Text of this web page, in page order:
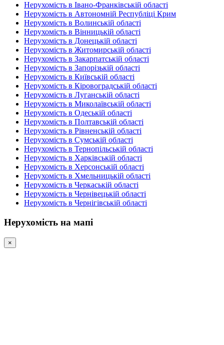
Нерухомість в Івано-Франківській області
Нерухомість в Автономній Республіці Крим
Нерухомість в Волинській області
Нерухомість в Вінницькій області
Нерухомість в Донецькій області
Нерухомість в Житомирській області
Нерухомість в Закарпатській області
Нерухомість в Запорізькій області
Нерухомість в Київській області
Нерухомість в Кіровоградській області
Нерухомість в Луганській області
Нерухомість в Миколаївській області
Нерухомість в Одеській області
Нерухомість в Полтавській області
Нерухомість в Рівненській області
Нерухомість в Сумській області
Нерухомість в Тернопільській області
Нерухомість в Харківській області
Нерухомість в Херсонській області
Нерухомість в Хмельницькій області
Нерухомість в Черкаській області
Нерухомість в Чернівецькій області
Нерухомість в Чернігівській області
Нерухомість на мапі
×